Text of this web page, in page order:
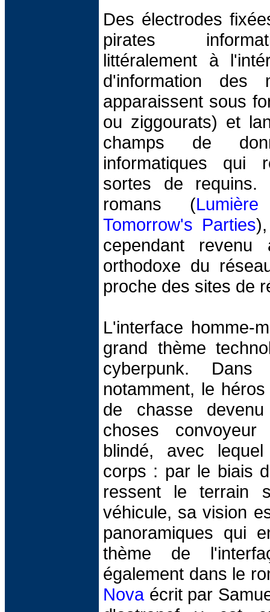
Des électrodes
pirates
littéralement à
d'information des
apparaissent sous
ou ziggourats) et
champs de
informatiques qui
sortes de requins.
romans (
Tomorrow's Parties
cependant
orthodoxe du
proche des sites de
L'interface homme-
grand thème
cyberpunk.
notamment, le
de chasse
choses
blindé, avec
corps : par le biais
ressent le terrain
véhicule, sa vision
panoramiques qui
thème de
également dans le
Novaécrit par